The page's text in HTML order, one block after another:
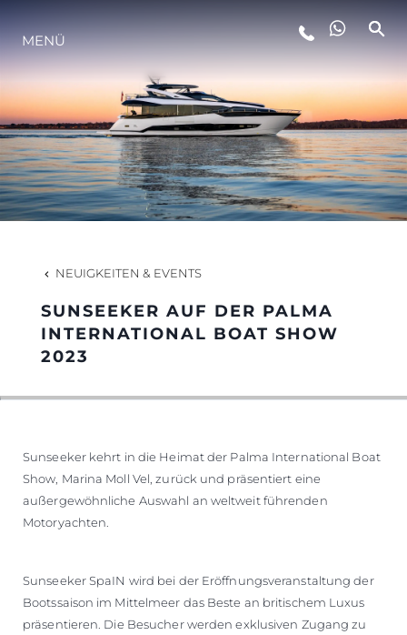
LIFESTYLE
INNOVATION
DIE FIRMA
BEWERTEN SIE IHR BOOT
MENÜ
NEUIGKEITEN & EVENTS
SUNSEEKER AUF DER PALMA
INTERNATIONAL BOAT SHOW
2023
Sunseeker kehrt in die Heimat der Palma International Boat
Show, Marina Moll Vel, zurück und präsentiert eine
außergewöhnliche Auswahl an weltweit führenden
Motoryachten.
Sunseeker SpaIN wird bei der Eröffnungsveranstaltung der
Bootssaison im Mittelmeer das Beste an britischem Luxus
präsentieren. Die Besucher werden exklusiven Zugang zu